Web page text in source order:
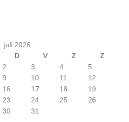
juli 2026
D V Z
Z
2 3 4
5
9 10 11
12
16 17 18
19
23 24 25
26
30 31